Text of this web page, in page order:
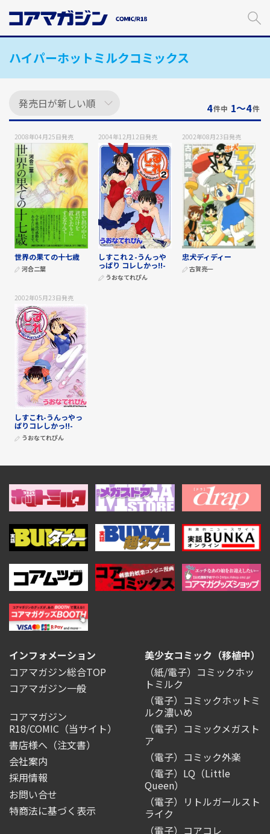
ン
ハイパーホットミルクコミックス
4件中 1〜4件
2008年04月25日発売
世界の果ての十七歳
河合二葉
2004年12月12日発売
しすこれ２-うんっや
っぱり コレしかっ!!-
うおなてれぴん
2002年08月23日発売
忠犬ディディー
古賀亮一
2002年05月23日発売
しすこれ-うんっやっ
ぱりコレしかっ!!-
うおなてれぴん
インフォメーション
コアマガジン総合TOP
コアマガジン一般
コアマガジン
R18/COMIC （当サイト）
書店様へ（注文書）
会社案内
採用情報
お問い合せ
特商法に基づく表示
美少女コミック（移植中）
（紙/電子）コミックホッ
トミルク
（電子）コミックホットミ
ルク濃いめ
（電子）コミックメガスト
ア
（電子）コミック外楽
（電子）LQ（Little
Queen）
（電子）リトルガールスト
ライク
（電子）コアコレ